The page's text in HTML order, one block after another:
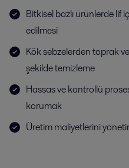
Bitkisel bazlı ürünlerde lif
edilmesi
Kök sebzelerden toprak
şekilde temizleme
Hassas ve kontrollü
korumak
Üretim maliyetlerini